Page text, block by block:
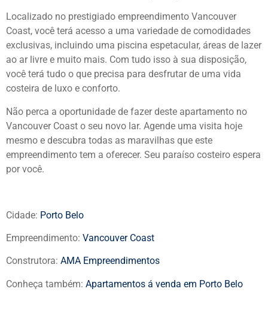
Localizado no prestigiado empreendimento Vancouver
Coast, você terá acesso a uma variedade de comodidades
exclusivas, incluindo uma piscina espetacular, áreas de lazer
ao ar livre e muito mais. Com tudo isso à sua disposição,
você terá tudo o que precisa para desfrutar de uma vida
costeira de luxo e conforto.
Não perca a oportunidade de fazer deste apartamento no
Vancouver Coast o seu novo lar. Agende uma visita hoje
mesmo e descubra todas as maravilhas que este
empreendimento tem a oferecer. Seu paraíso costeiro espera
por você.
Cidade: Porto Belo
Empreendimento: Vancouver Coast
Construtora: AMA Empreendimentos
Conheça também: Apartamentos á venda em Porto Belo